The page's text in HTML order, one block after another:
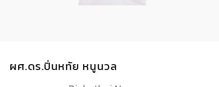
ผศ.ดร.ปิ่นหทัย หนูนวล